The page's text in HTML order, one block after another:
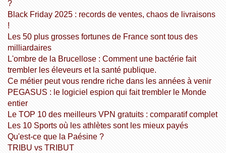
?
Black Friday 2025 : records de ventes, chaos de livraisons
!
Les 50 plus grosses fortunes de France sont tous des
milliardaires
L'ombre de la Brucellose : Comment une bactérie fait
trembler les éleveurs et la santé publique.
Ce métier peut vous rendre riche dans les années à venir
PEGASUS : le logiciel espion qui fait trembler le Monde
entier
Le TOP 10 des meilleurs VPN gratuits : comparatif complet
Les 10 Sports où les athlètes sont les mieux payés
Qu'est-ce que la Paésine ?
TRIBU vs TRIBUT